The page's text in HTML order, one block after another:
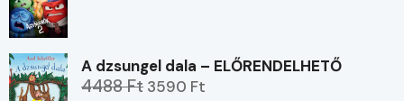
A dzsungel dala – ELŐRENDELHETŐ
4488 Ft 3590 Ft